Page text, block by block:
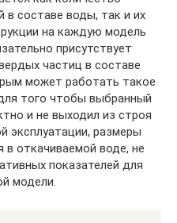
в составе воды, так и их
на каждую модель
присутствует
частиц в составе
может работать такое
того чтобы выбранный
и не выходил из строя
эксплуатации, размеры
откачиваемой воде, не
показателей для
модели.